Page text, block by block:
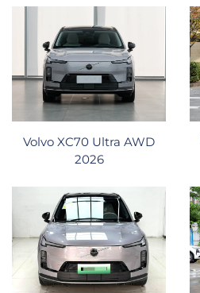
Volvo XC70 Ultra AWD
2026